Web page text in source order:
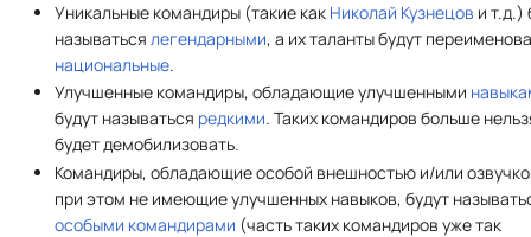
Уникальные командиры (такие как Николай Кузнецов и т.д.)
называтьсялегендарными, а их таланты будут
национальные.
Улучшенные командиры, обладающие улучшенными
будут называться редкими. Таких командиров больше
будет демобилизовать.
Командиры, обладающие особой внешностью и/или
при этом не имеющие улучшенных навыков, будут
особыми командирами (часть таких командиров уже так